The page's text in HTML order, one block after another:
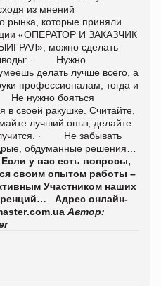
из мнений
рынка, которые приняли
«ОПЕРАТОР И ЗАКАЗЧИК
можно сделать
выводы: · Нужно
делать лучше всего, а
профессионалам, тогда и
Не нужно бояться
в своей ракушке. Считайте,
лучший опыт, делайте
· Не забывать
обдуманные решения…
Если у вас есть вопросы,
своим опытом работы –
Участником наших
Адрес онлайн-
.com.ua Автор: